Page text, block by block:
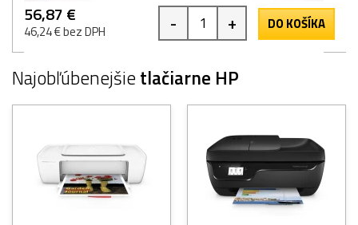
56,87 €
46,24 € bez DPH - + DO KOŠÍKA
Najobľúbenejšietlačiarne HP